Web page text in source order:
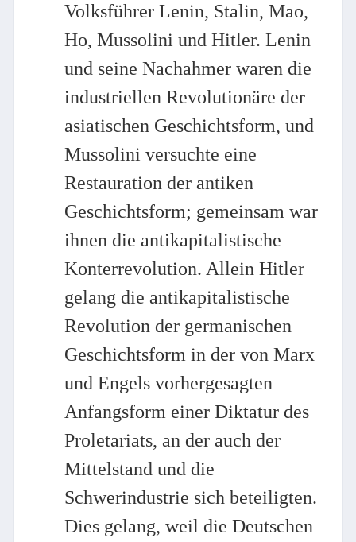
Volksführer Lenin, Stalin, Mao,
Ho, Mussolini und Hitler. Lenin
und seine Nachahmer waren die
industriellen Revolutionäre der
asiatischen Geschichtsform, und
Mussolini versuchte eine
Restauration der antiken
Geschichtsform; gemeinsam war
ihnen die antikapitalistische
Konterrevolution. Allein Hitler
gelang die antikapitalistische
Revolution der germanischen
Geschichtsform in der von Marx
und Engels vorhergesagten
Anfangsform einer Diktatur des
Proletariats, an der auch der
Mittelstand und die
Schwerindustrie sich beteiligten.
Dies gelang, weil die Deutschen